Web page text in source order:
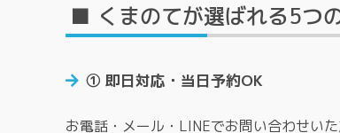
■ くまのてが選ばれる5つ
① 即日対応・当日予約OK
お電話・メール・LINEでお問い合わせい